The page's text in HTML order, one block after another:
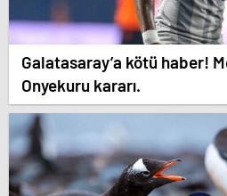
Galatasaray’a kötü haber!
Onyekuru kararı.